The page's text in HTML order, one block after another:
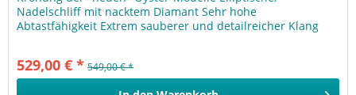
Nadelschliff mit nacktem Diamant Sehr hohe
Abtastfähigkeit Extrem sauberer und detailreicher Klang
529,00 € * 549,00 € *